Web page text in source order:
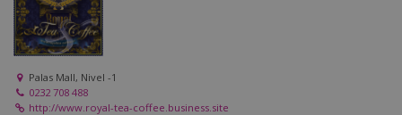
Palas Mall, Nivel -1
0232 708 488
http://www.royal-tea-coffee.business.site